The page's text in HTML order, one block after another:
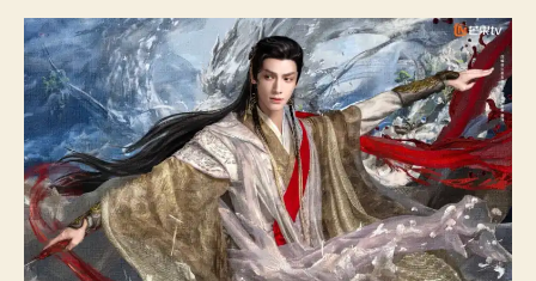
r
d
o
p
o
s
t
d
e
p
u
b
l
i
c
a
ç
ã
u
o
Y
u
n
x
i
v
o
l